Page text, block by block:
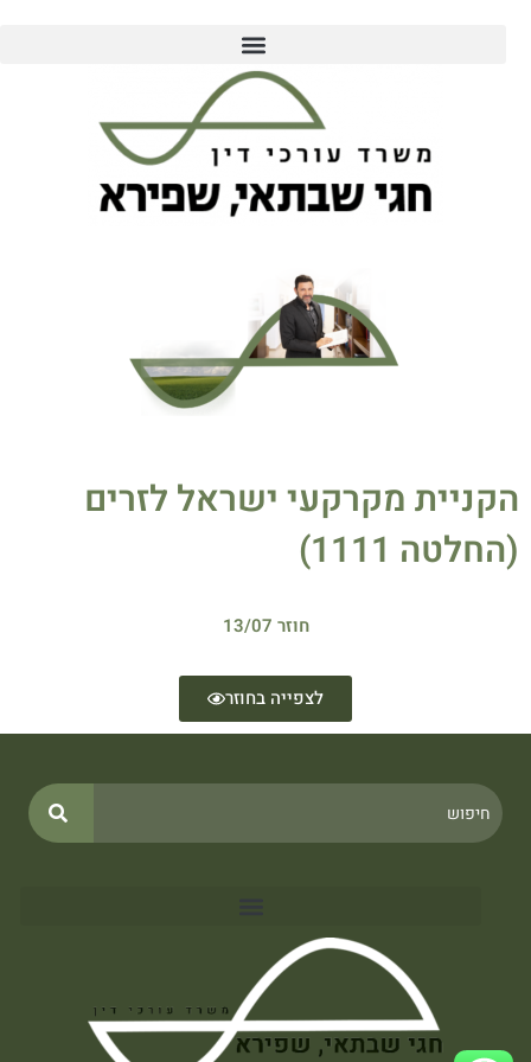
הקניית מקרקעי ישראל לזרים
(החלטה 1111)
חוזר 13/07
לצפייה בחוזר